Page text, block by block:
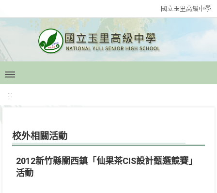
國立玉里高級中學
:::
校外相關活動
2012新竹縣關西鎮「仙果茶CIS設計甄選競賽」
活動